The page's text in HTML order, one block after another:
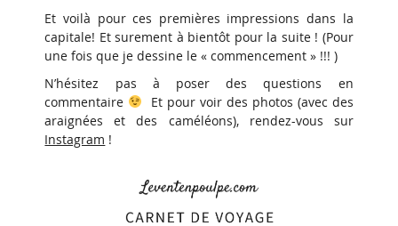
Et voilà pour ces premières impressions dans la
capitale! Et surement à bientôt pour la suite ! (Pour
une fois que je dessine le « commencement » !!! )
N’hésitez pas à poser des questions en
commentaire
Et pour voir des photos (avec des
araignées et des caméléons), rendez-vous sur
Instagram !